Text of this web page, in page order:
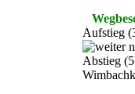
Aufstieg
Abstieg